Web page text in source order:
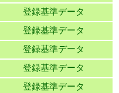
登録基準データ
登録基準データ
登録基準データ
登録基準データ
登録基準データ